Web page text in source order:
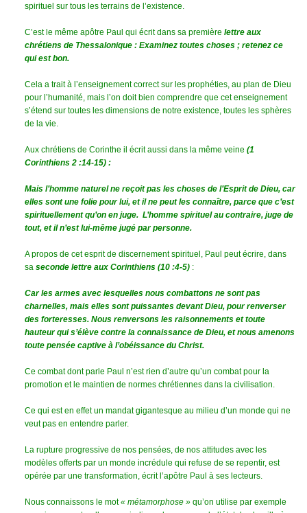
spirituel sur tous les terrains de l’existence.
C’est le même apôtre Paul qui écrit dans sa première lettre aux
chrétiens de Thessalonique : Examinez toutes choses ; retenez ce
qui est bon.
Cela a trait à l’enseignement correct sur les prophéties, au plan de Dieu
pour l’humanité, mais l’on doit bien comprendre que cet enseignement
s’étend sur toutes les dimensions de notre existence, toutes les sphères
de la vie.
Aux chrétiens de Corinthe il écrit aussi dans la même veine (1
Corinthiens 2 :14-15) :
Mais l’homme naturel ne reçoit pas les choses de l’Esprit de Dieu, car
elles sont une folie pour lui, et il ne peut les connaître, parce que c’est
spirituellement qu’on en juge. L’homme spirituel au contraire, juge de
tout, et il n’est lui-même jugé par personne.
A propos de cet esprit de discernement spirituel, Paul peut écrire, dans
sa seconde lettre aux Corinthiens (10 :4-5) :
Car les armes avec lesquelles nous combattons ne sont pas
charnelles, mais elles sont puissantes devant Dieu, pour renverser
des forteresses. Nous renversons les raisonnements et toute
hauteur qui s’élève contre la connaissance de Dieu, et nous amenons
toute pensée captive à l’obéissance du Christ.
Ce combat dont parle Paul n’est rien d’autre qu’un combat pour la
promotion et le maintien de normes chrétiennes dans la civilisation.
Ce qui est en effet un mandat gigantesque au milieu d’un monde qui ne
veut pas en entendre parler.
La rupture progressive de nos pensées, de nos attitudes avec les
modèles offerts par un monde incrédule qui refuse de se repentir, est
opérée par une transformation, écrit l’apôtre Paul à ses lecteurs.
Nous connaissons le mot« métamorphose » qu’on utilise par exemple